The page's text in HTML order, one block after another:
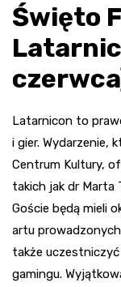
Święto
Latarnicon to
i gier. Wydarzenie,
Centrum Kultury,
takich jak dr Marta
Goście będą mieli
artu
także
gamingu.